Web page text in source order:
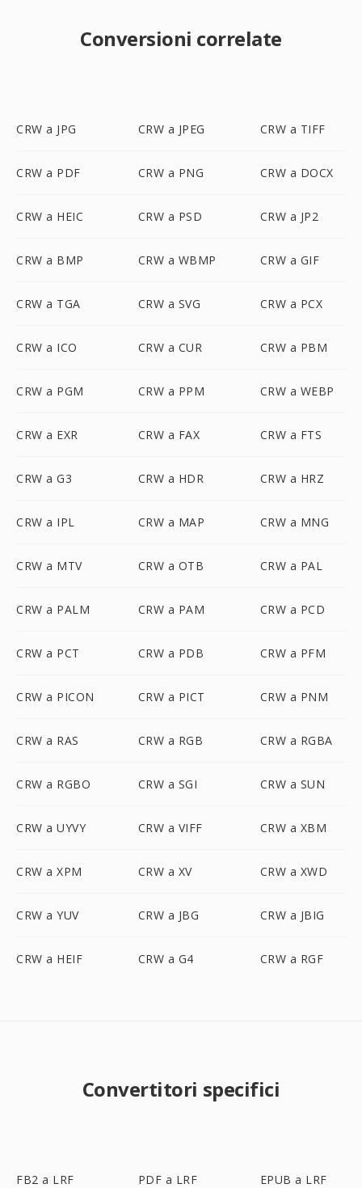
Conversioni correlate
CRW a JPG CRW a JPEG CRW a TIFF
CRW a PDF CRW a PNG CRW a DOCX
CRW a HEIC CRW a PSD CRW a JP2
CRW a BMP CRW a WBMP CRW a GIF
CRW a TGA CRW a SVG CRW a PCX
CRW a ICO CRW a CUR CRW a PBM
CRW a PGM CRW a PPM CRW a WEBP
CRW a EXR CRW a FAX CRW a FTS
CRW a G3 CRW a HDR CRW a HRZ
CRW a IPL CRW a MAP CRW a MNG
CRW a MTV CRW a OTB CRW a PAL
CRW a PALM CRW a PAM CRW a PCD
CRW a PCT CRW a PDB CRW a PFM
CRW a PICON CRW a PICT CRW a PNM
CRW a RAS CRW a RGB CRW a RGBA
CRW a RGBO CRW a SGI CRW a SUN
CRW a UYVY CRW a VIFF CRW a XBM
CRW a XPM CRW a XV CRW a XWD
CRW a YUV CRW a JBG CRW a JBIG
CRW a HEIF CRW a G4 CRW a RGF
Convertitori specifici
FB2 a LRF PDF a LRF EPUB a LRF